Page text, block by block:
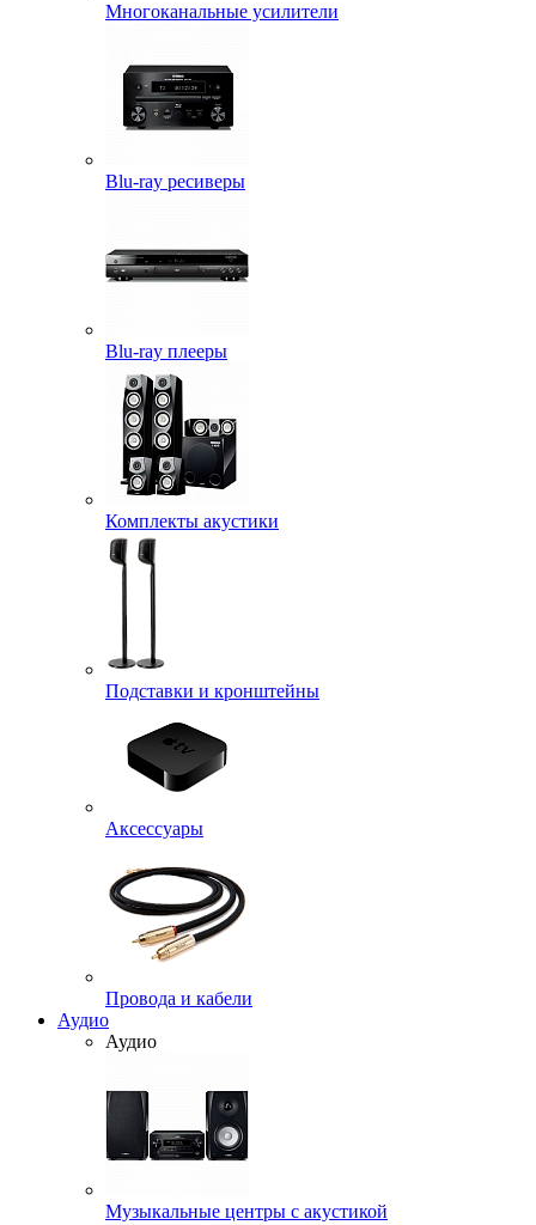
Многоканальные усилители
Blu-ray ресиверы
Blu-ray плееры
Комплекты акустики
Подставки и кронштейны
Аксессуары
Провода и кабели
Аудио
Аудио
Музыкальные центры с акустикой